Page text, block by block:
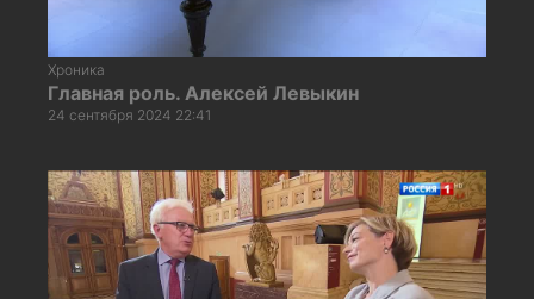
Хроника
Главная роль. Алексей Левыкин
24 сентября 2024 22:41